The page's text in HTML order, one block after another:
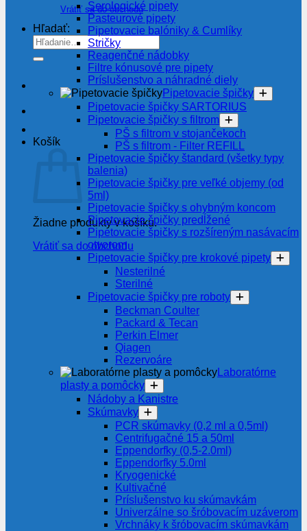
Vrátiť sa do obchodu
Hľadať:
Košík
Žiadne produkty v košíku.
Vrátiť sa do obchodu
Serologické pipety
Pasteurové pipety
Pipetovacie balóniky & Cumlíky
Stričky
Reagenčné nádobky
Filtre kónusové pre pipety
Príslušenstvo a náhradné diely
Pipetovacie špičky
Pipetovacie špičky SARTORIUS
Pipetovacie špičky s filtrom
PŠ s filtrom v stojančekoch
PŠ s filtrom - Filter REFILL
Pipetovacie špičky štandard (všetky typy
balenia)
Pipetovacie špičky pre veľké objemy (od
5ml)
Pipetovacie špičky s ohybným koncom
Pipetovacie špičky predĺžené
Pipetovacie špičky s rozšíreným nasávacím
otvorom
Pipetovacie špičky pre krokové pipety
Nesterilné
Sterilné
Pipetovacie špičky pre roboty
Beckman Coulter
Packard & Tecan
Perkin Elmer
Qiagen
Rezervoáre
Laboratórne
plasty a pomôcky
Nádoby a Kanistre
Skúmavky
PCR skúmavky (0,2 ml a 0,5ml)
Centrifugačné 15 a 50ml
Eppendorfky (0,5-2.0ml)
Eppendorfky 5.0ml
Kryogenické
Kultivačné
Príslušenstvo ku skúmavkám
Univerzálne so šróbovacím uzáverom
Vrchnáky k šróbovacím skúmavkám